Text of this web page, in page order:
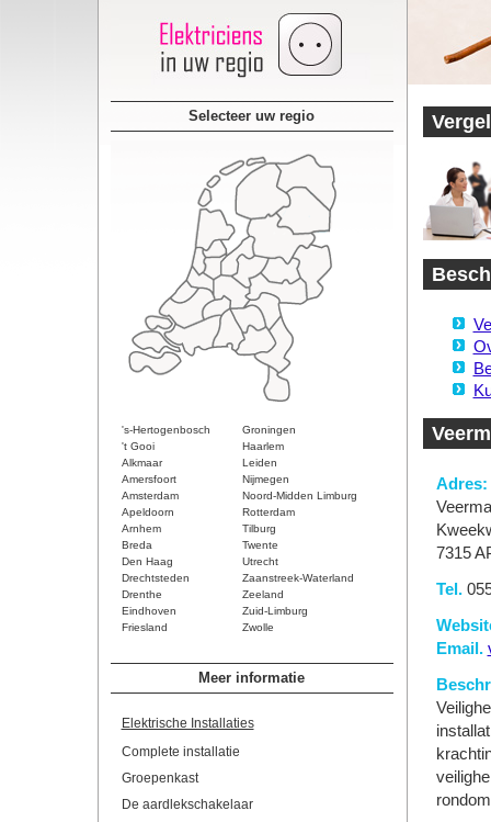
Selecteer uw regio
's-Hertogenbosch
Groningen
't Gooi
Haarlem
Alkmaar
Leiden
Amersfoort
Nijmegen
Amsterdam
Noord-Midden Limburg
Apeldoorn
Rotterdam
Arnhem
Tilburg
Breda
Twente
Den Haag
Utrecht
Drechtsteden
Zaanstreek-Waterland
Drenthe
Zeeland
Eindhoven
Zuid-Limburg
Friesland
Zwolle
Meer informatie
Elektrische Installaties
Complete installatie
Groepenkast
De aardlekschakelaar
Adres:
7315
Tel.
Email.